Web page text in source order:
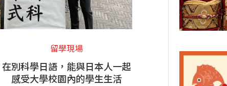
留學現場
在別科學日語，能與日本人一起
感受大學校園內的學生生活